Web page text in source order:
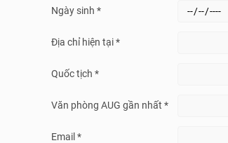
Ngày sinh *
Địa chỉ hiện tại *
Quốc tịch *
Văn phòng AUG gần nhất *
Email *